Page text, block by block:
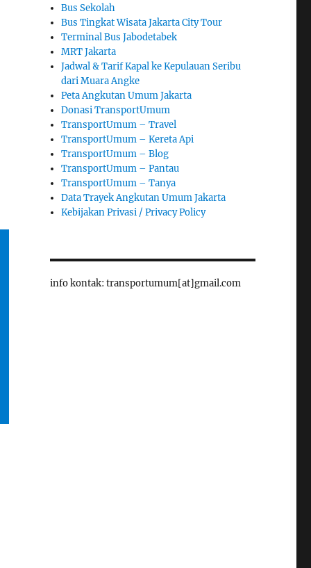
Bus Sekolah
Bus Tingkat Wisata Jakarta City Tour
Terminal Bus Jabodetabek
MRT Jakarta
Jadwal & Tarif Kapal ke Kepulauan Seribu
dari Muara Angke
Peta Angkutan Umum Jakarta
Donasi TransportUmum
TransportUmum – Travel
TransportUmum – Kereta Api
TransportUmum – Blog
TransportUmum – Pantau
TransportUmum – Tanya
Data Trayek Angkutan Umum Jakarta
Kebijakan Privasi / Privacy Policy
info kontak: transportumum[at]gmail.com